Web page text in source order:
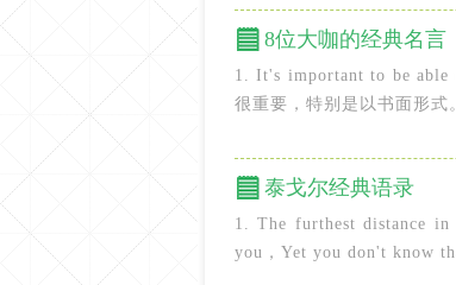
8位大咖的经典名言
1. It's important to be able
很重要，特别是以书面形
泰戈尔经典语录
1. The furthest distance
you，Yet you don't know